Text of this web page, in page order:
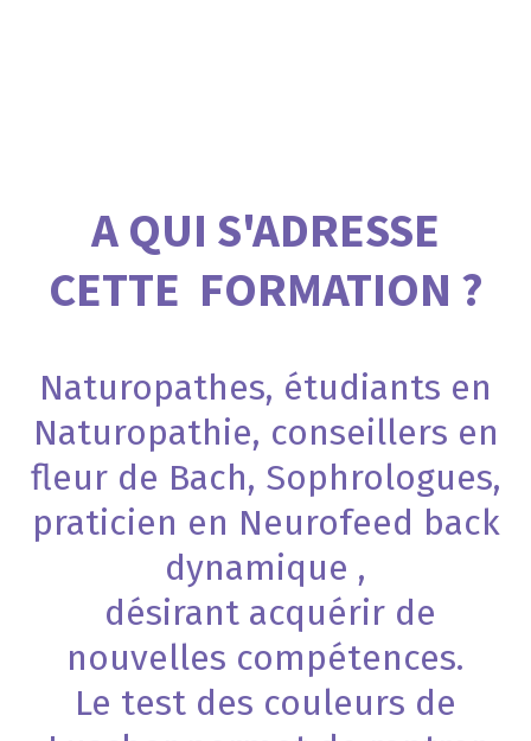
A QUI S'ADRESSE
CETTE FORMATION ?
Naturopathes, étudiants en
Naturopathie, conseillers en
fleur de Bach, Sophrologues,
praticien en Neurofeed back
dynamique ,
désirant acquérir de
nouvelles compétences.
Le test des couleurs de